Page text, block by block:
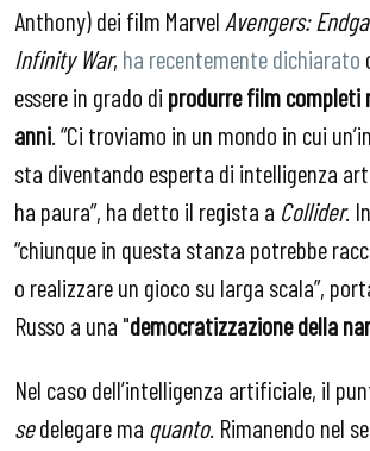
Anthony) dei film Marvel Avengers:
Infinity War, ha recentemente dichiarato
essere in grado di produrre film completi
anni. “Ci troviamo in un mondo in cui
sta diventando esperta di intelligenza
ha paura”, ha detto il regista a Collider.
“chiunque in questa stanza potrebbe
o realizzare un gioco su larga scala”,
Russo a una "democratizzazione della
Nel caso dell’intelligenza artificiale, il
sedelegare ma quanto. Rimanendo nel